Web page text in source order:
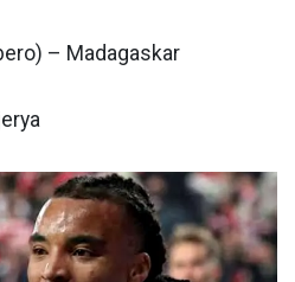
– Madagaskar